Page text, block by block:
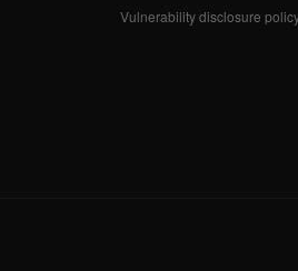
Vulnerability disclosure